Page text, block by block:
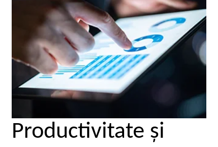
Productivitate şi